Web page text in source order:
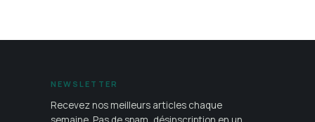
NEWSLETTER
Recevez nos meilleurs articles chaque